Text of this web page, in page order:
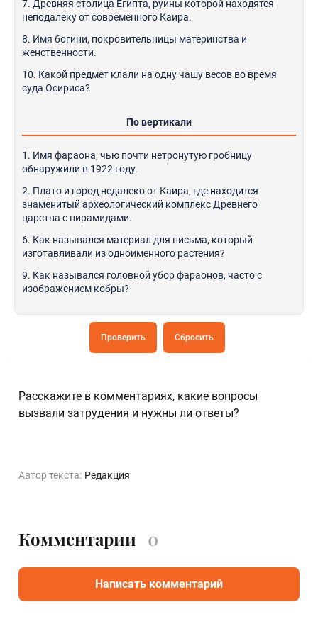
7. Древняя столица Египта, руины которой находятся
неподалеку от современного Каира.
8. Имя богини, покровительницы материнства и
женственности.
10. Какой предмет клали на одну чашу весов во время
суда Осириса?
По вертикали
1. Имя фараона, чью почти нетронутую гробницу
обнаружили в 1922 году.
2. Плато и город недалеко от Каира, где находится
знаменитый археологический комплекс Древнего
царства с пирамидами.
6. Как назывался материал для письма, который
изготавливали из одноименного растения?
9. Как назывался головной убор фараонов, часто с
изображением кобры?
Проверить Сбросить
Расскажите в комментариях, какие вопросы
вызвали затрудения и нужны ли ответы?
Автор текста: Редакция
Комментарии 0
Написать комментарий